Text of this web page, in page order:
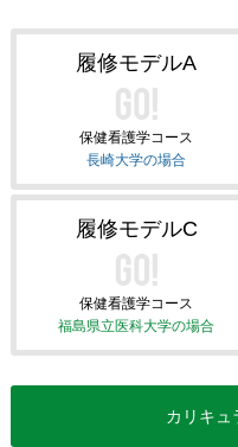
履修モデルA
保健看護学コース
長崎大学の場合
履修モデルC
保健看護学コース
福島県立医科大学の場合
カリキュ